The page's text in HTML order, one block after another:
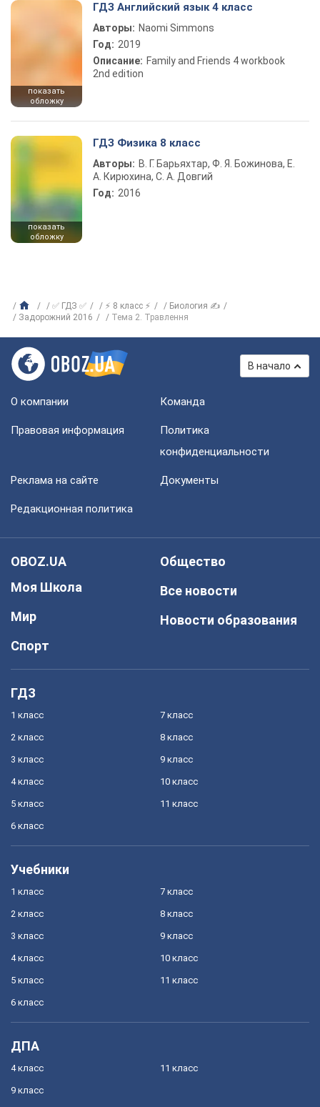
показать
обложку
ГДЗ Английский язык 4 класс
Авторы: Naomi Simmons
Год: 2019
Описание: Family and Friends 4 workbook
2nd edition
показать
обложку
ГДЗ Физика 8 класс
Авторы: В. Г. Барьяхтар, Ф. Я. Божинова, Е.
А. Кирюхина, С. А. Довгий
Год: 2016
✅ ГДЗ ✅ ⚡ 8 класс ⚡
Биология ✍
Задорожний 2016
Тема 2. Травлення
В начало
О компании Команда
Правовая информация
Политика
конфиденциальности
Реклама на сайте Документы
Редакционная политика
OBOZ.UA
Моя Школа
Мир
Спорт
Общество
Все новости
Новости образования
ГДЗ
1 класс
2 класс
3 класс
4 класс
5 класс
6 класс
7 класс
8 класс
9 класс
10 класс
11 класс
Учебники
1 класс
2 класс
3 класс
4 класс
5 класс
6 класс
7 класс
8 класс
9 класс
10 класс
11 класс
ДПА
4 класс
9 класс
11 класс